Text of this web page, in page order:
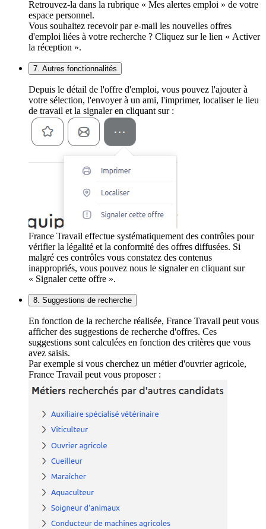
Retrouvez-la dans la rubrique « Mes alertes emploi » de votre
espace personnel.
Vous souhaitez recevoir par e-mail les nouvelles offres
d'emploi liées à votre recherche ? Cliquez sur le lien « Activer
la réception ».
7. Autres fonctionnalités
Depuis le détail de l'offre d'emploi, vous pouvez l'ajouter à
votre sélection, l'envoyer à un ami, l'imprimer, localiser le lieu
de travail et la signaler en cliquant sur :
France Travail effectue systématiquement des contrôles pour
vérifier la légalité et la conformité des offres diffusées. Si
malgré ces contrôles vous constatez des contenus
inappropriés, vous pouvez nous le signaler en cliquant sur
« Signaler cette offre ».
8. Suggestions de recherche
En fonction de la recherche réalisée, France Travail peut vous
afficher des suggestions de recherche d'offres. Ces
suggestions sont calculées en fonction des critères que vous
avez saisis.
Par exemple si vous cherchez un métier d'ouvrier agricole,
France Travail peut vous proposer :